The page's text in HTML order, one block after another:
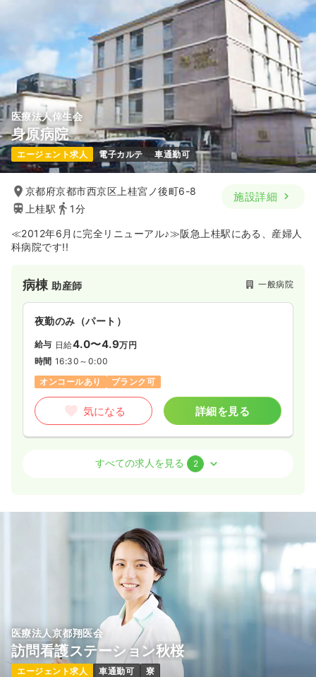
医療法人倖生会
身原病院
エージェント求人 電子カルテ 車通勤可
京都府京都市西京区上桂宮ノ後町6-8
上桂駅
1分
施設詳細
≪2012年6月に完全リニューアル♪≫阪急上桂駅にある、産婦人
科病院です!!
病棟 助産師 一般病院
夜勤のみ（パート）
給与 日給4.0〜4.9万円
時間 16:30～0:00
オンコールあり
ブランク可
気になる 詳細を見る
8:30～17:00
ブランク可 新卒可
気になる 詳細を見る
病棟正看護師
夜勤のみ（パート）
すべての求人を見る 2
医療法人京都翔医会
訪問看護ステーション秋桜
エージェント求人 車通勤可 寮